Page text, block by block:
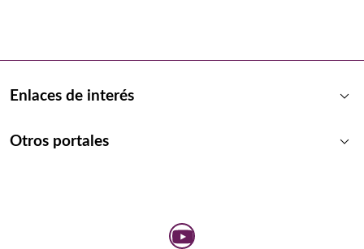
Enlaces de interés keyboard_arrow_down
Otros portales keyboard_arrow_down